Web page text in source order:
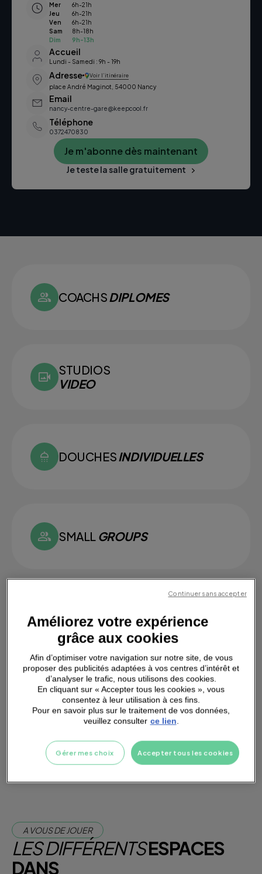
Mer
6h-21h
Jeu
6h-21h
Ven
6h-21h
Sam
8h-18h
Dim
9h-13h
Accueil
Lundi - Samedi : 9h - 19h
Adresse Voir l’itinéraire
place André Maginot, 54000 Nancy
Email
nancy-centre-gare@keepcool.fr
Téléphone
0372470830
Je m'abonne dès maintenant
Je teste la salle gratuitement
COACHSDIPLOMES
STUDIOS
VIDEO
DOUCHESINDIVIDUELLES
SMALL GROUPS
PARKINGA PROXIMITÉ
FONTAINE A EAU
Je m'abonne dès maintenant
Je teste la salle
A VOUS DE JOUER
LES DIFFÉRENTSESPACES
DANS
Améliorez votre expérience
grâce aux cookies
Afin d’optimiser votre navigation sur notre site, de vous
proposer des publicités adaptées à vos centres d’intérêt et
d’analyser le trafic, nous utilisons des cookies.
En cliquant sur « Accepter tous les cookies », vous
consentez à leur utilisation à ces fins.
Pour en savoir plus sur le traitement de vos données,
veuillez consulter ce lien.
Accepter tous les cookies
Gérer mes choix
Continuer sans accepter